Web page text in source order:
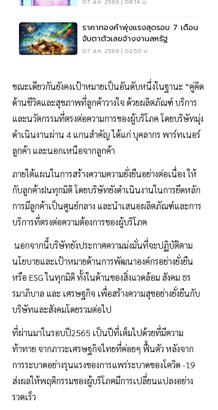
07 ส.ค. 2569 | 08:14 น.
ราคาทองคำพุ่งแรงสุดรอบ 7 เดือน
จับตาตัวเลขจ้างงานสหรัฐ
07 ส.ค. 2569 | 02:50 น.
ขณะเดียวกันยังคงเป้าหมายเป็นอันดับหนึ่งในฐานะ “คู่คิด
ด้านชีวิตและสุขภาพที่ลูกค้าวางใจ ด้วยผลิตภัณฑ์ บริการ
และนวัตกรรมที่ตรงต่อความการของผู้บริโภค โดยบริษัทมุ่ง
ดำเนินงานผ่าน 4 แกนสำคัญ ได้แก่ บุคลากร พาร์ทเนอร์
ลูกค้า และนอกเหนือจากลูกค้า
ภายใต้แผนในการสร้างความความยั่งยืนอย่างต่อเนื่อง ให้
กับลูกค้าฝนทุกมิติ โดยบริษัทยังดำเนินงานในการยึดหลัก
การมีลูกค้าเป็นศูนย์กลาง และนำเสนอผลิตภัณฑ์และการ
บริการที่ตรงต่อความต้องการของผู้บริโภค
นอกจากนี้บริษัทยังประกาศความม่งมั่นที่จะปฏิบัติตาม
นโยบายและเป้าหมายด้านการพัฒนาองค์กรอย่างยั่งยืน
หรือ ESG ในทุกมิติ ทั้งในด้านของสิ่งแวดล้อม สังคม ธร
รมาภิบาล และ เศรษฐกิจ เพื่อสร้างความสุขอย่างยั่งยืนกับ
บริษัทและสังคมโดยรวมต่อไป
ที่ผ่านมาในรอบปี2565 เป็นปีที่เต็มไปด้วยที่มีความ
ท้าทาย จากภาวะเศรษฐกิจไทยที่ค่อยๆ ฟื้นตัว หลังจาก
การระบาดอย่างรุนแรงของการแพร่ระบาดของโควิด -19
ส่งผลให้พฤติกรรมของผู้บริโภคมีการเปลี่ยนแปลงอย่าง
รวดเร็ว